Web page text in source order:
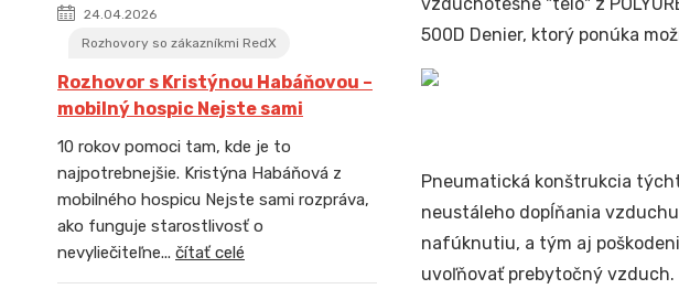
24.04.2026
Rozhovory so zákazníkmi RedX
Rozhovor s Kristýnou Habáňovou –
mobilný hospic Nejste sami
10 rokov pomoci tam, kde je to
najpotrebnejšie. Kristýna Habáňová z
mobilného hospicu Nejste sami rozpráva,
ako funguje starostlivosť o
nevyliečiteľne... čítať celé
500D Denier, ktorý ponúka
Pneumatická konštrukcia
neustáleho dopĺňania
nafúknutiu, a tým aj
uvoľňovať prebytočný vzduch.